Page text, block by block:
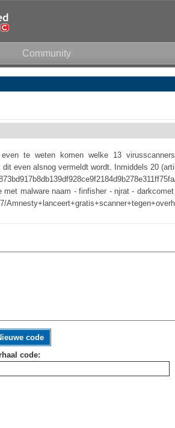
Community
te weten komen welke 13
even alsnog vermeldt wordt. Inmiddels 20
malware naam - finfisher - njrat -
code
code: